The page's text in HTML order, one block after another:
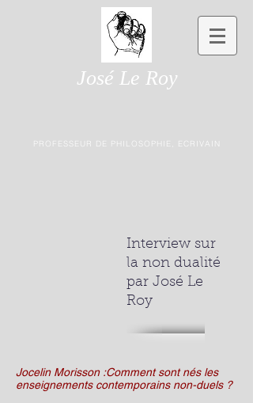
José Le Roy
PROFESSEUR DE PHILOSOPHIE, ECRIVAIN
Interview sur
la non dualité
par José Le
Roy
Jocelin Morisson :Comment sont nés les
enseignements contemporains non-duels ?